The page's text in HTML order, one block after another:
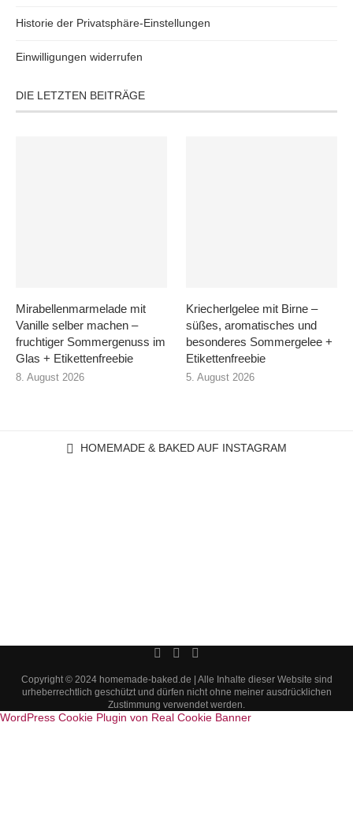
Historie der Privatsphäre-Einstellungen
Einwilligungen widerrufen
DIE LETZTEN BEITRÄGE
Mirabellenmarmelade mit
Vanille selber machen –
fruchtiger Sommergenuss im
Glas + Etikettenfreebie
8. August 2026
Kriecherlgelee mit Birne –
süßes, aromatisches und
besonderes Sommergelee +
Etikettenfreebie
5. August 2026
HOMEMADE & BAKED AUF INSTAGRAM
Copyright © 2024 homemade-baked.de | Alle Inhalte dieser Website sind
urheberrechtlich geschützt und dürfen nicht ohne meiner ausdrücklichen
Zustimmung verwendet werden.
WordPress Cookie Plugin von Real Cookie Banner